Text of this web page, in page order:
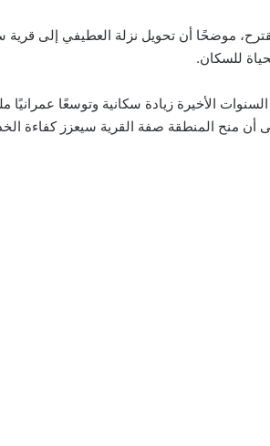
موضحًا أن تحويل نزلة العطيفي إلى
للسكان.
الأخيرة زيادة سكانية وتوسعًا عمرانيًا
أن منح المنطقة صفة القرية سيعزز كفاءة